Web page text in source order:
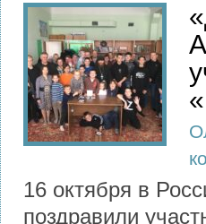
16 октября в
поздравили